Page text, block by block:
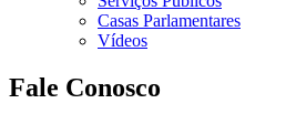
Casas Parlamentares
Vídeos
Fale Conosco